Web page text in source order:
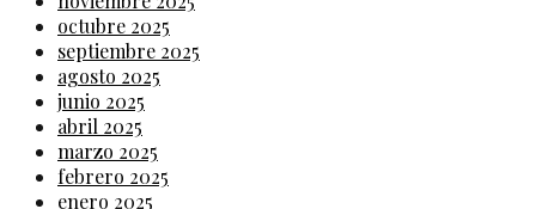
octubre 2025
septiembre 2025
agosto 2025
junio 2025
abril 2025
marzo 2025
febrero 2025
enero 2025